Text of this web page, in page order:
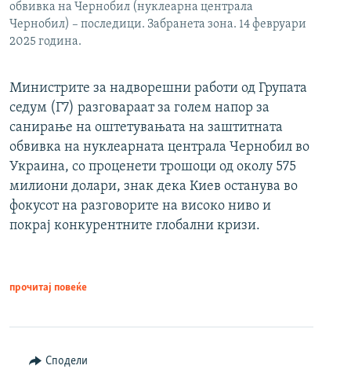
обвивка на Чернобил (нуклеарна централа
Чернобил) – последици. Забранета зона. 14 февруари
2025 година.
Министрите за надворешни работи од Групата
седум (Г7) разговараат за голем напор за
санирање на оштетувањата на заштитната
обвивка на нуклеарната централа Чернобил во
Украина, со проценети трошоци од околу 575
милиони долари, знак дека Киев останува во
фокусот на разговорите на високо ниво и
покрај конкурентните глобални кризи.
прочитај повеќе
Сподели